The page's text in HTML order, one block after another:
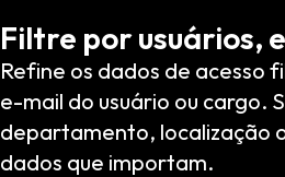
Filtre por usuários,
Refine os dados de acesso
e-mail do usuário ou cargo.
departamento, localização
dados que importam.